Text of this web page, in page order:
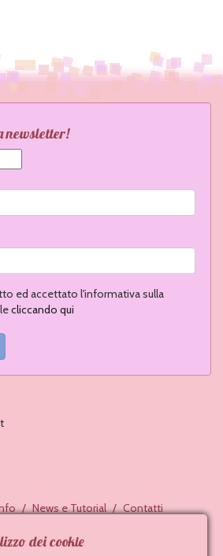
newsletter!
ed accettato l'informativa sulla
cliccando qui
News e Tutorial Contatti
dei cookie